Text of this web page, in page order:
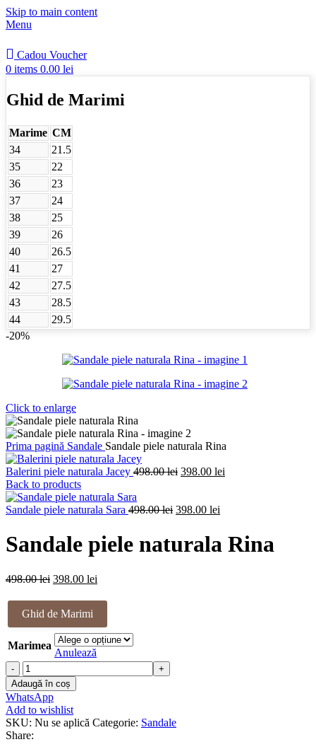
Skip to main content
Menu
Cadou Voucher
0 items 0.00 lei
Ghid de Marimi
Marime CM
34
21.5
35
22
36
23
37
24
38
25
39
26
40
26.5
41
27
42
27.5
43
28.5
44
29.5
-20%
Click to enlarge
Prima pagină Sandale Sandale piele naturala Rina
Balerini piele naturala Jacey 498.00lei Prețul
fost:
398.00 lei
Back to products
Sandale piele naturala Sara 498.00lei Prețul
fost:
398.00 lei
este:
398.00 lei.
Sandale piele naturala Rina
498.00lei Prețul
a
fost:
498.00 lei.
398.00 lei
este:
Ghid de Marimi
Marimea
Anulează
Cantitate
Sandale
piele
naturala
Rina
Adaugă în coș
WhatsApp
Add to wishlist
SKU: Nu se aplică Categorie: Sandale
Share: